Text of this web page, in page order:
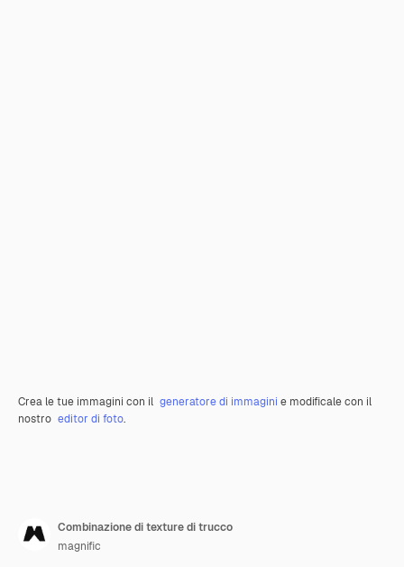
Crea le tue immagini con il generatore di immagini e modificale con il
nostro editor di foto.
Combinazione di texture di trucco
magnific